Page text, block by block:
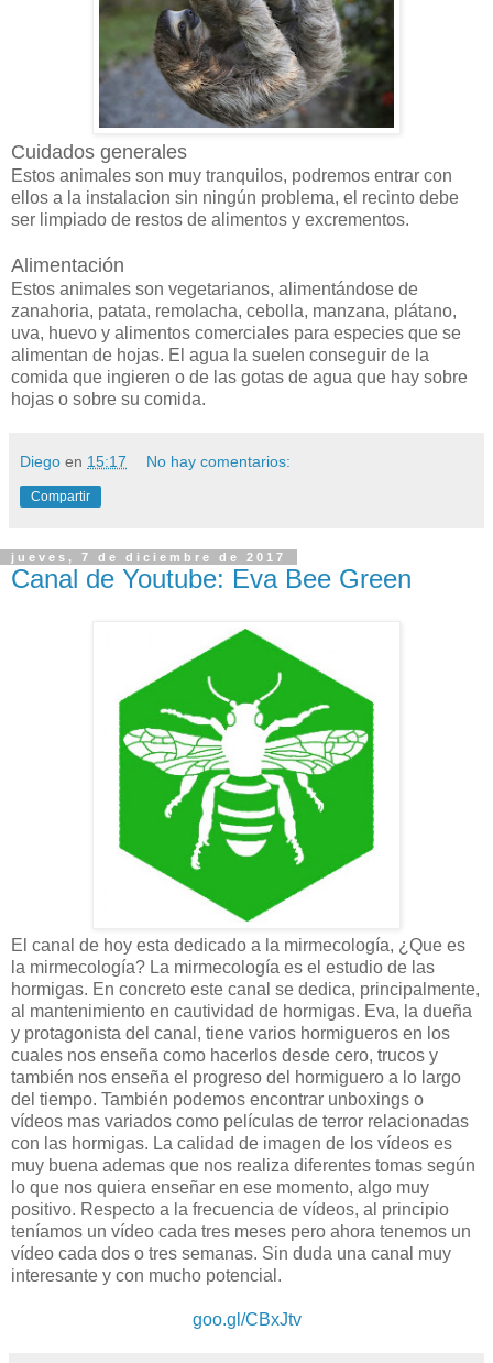
Cuidados generales
Estos animales son muy tranquilos, podremos entrar con
ellos a la instalacion sin ningún problema, el recinto debe
ser limpiado de restos de alimentos y excrementos.
Alimentación
Estos animales son vegetarianos, alimentándose de
zanahoria, patata, remolacha, cebolla, manzana, plátano,
uva, huevo y alimentos comerciales para especies que se
alimentan de hojas. El agua la suelen conseguir de la
comida que ingieren o de las gotas de agua que hay sobre
hojas o sobre su comida.
Diego en 15:17 No hay comentarios:
Compartir
jueves, 7 de diciembre de 2017
Canal de Youtube: Eva Bee Green
El canal de hoy esta dedicado a la mirmecología, ¿Que es
la mirmecología? La mirmecología es el estudio de las
hormigas. En concreto este canal se dedica, principalmente,
al mantenimiento en cautividad de hormigas. Eva, la dueña
y protagonista del canal, tiene varios hormigueros en los
cuales nos enseña como hacerlos desde cero, trucos y
también nos enseña el progreso del hormiguero a lo largo
del tiempo. También podemos encontrar unboxings o
vídeos mas variados como películas de terror relacionadas
con las hormigas. La calidad de imagen de los vídeos es
muy buena ademas que nos realiza diferentes tomas según
lo que nos quiera enseñar en ese momento, algo muy
positivo. Respecto a la frecuencia de vídeos, al principio
teníamos un vídeo cada tres meses pero ahora tenemos un
vídeo cada dos o tres semanas. Sin duda una canal muy
interesante y con mucho potencial.
goo.gl/CBxJtv